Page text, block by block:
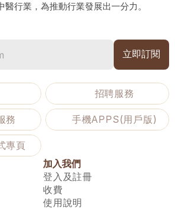
醫行業，為推動行業發展出一分力。
招聘服務
務 手機APPS(用戶版)
專頁
加入我們
登入及註冊
收費
使用說明